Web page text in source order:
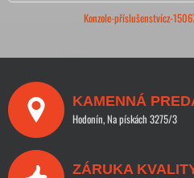
Konzole-příslušenstvícz-
KAMENNÁ
Hodonín, Na pískách 3275/3
ZÁRUKA